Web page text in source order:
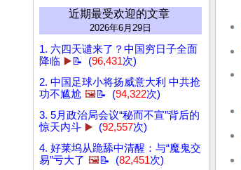
近期最受欢迎的文章
2026年6月29日
1. 六四天谴来了？中国穷日子全面
降临 ▶️📝 (96,431次)
2. 中国足球小将扬威意大利 中共抢
功不尴尬 🖼️📝 (94,322次)
3. 5月政治局会议“秘而不宣”背后的
惊天内斗 ▶️ (92,557次)
4. 好莱坞从跪舔中清醒：与“魔鬼交
易”亏大了 🖼️📝 (82,451次)